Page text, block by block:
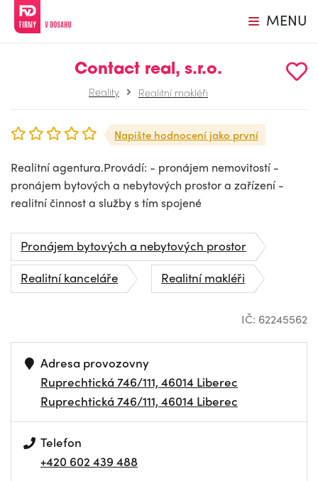
MENU
Contact real, s.r.o.
Reality Realitní makléři
Napište hodnocení jako první
Realitní agentura.Provádí: - pronájem nemovitostí -
pronájem bytových a nebytových prostor a zařízení -
realitní činnost a služby s tím spojené
Pronájem bytových a nebytových prostor
Realitní kanceláře
Realitní makléři
IČ: 62245562
Adresa provozovny
Ruprechtická 746/111, 46014 Liberec
Ruprechtická 746/111, 46014 Liberec
Telefon
+420 602 439 488